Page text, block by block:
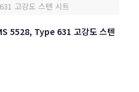
고강도 스텐 시트
5528, Type 631 고강도 스텐